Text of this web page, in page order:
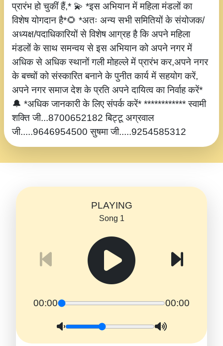
प्रारंभ हो चुकीं हैं,* 💫 *इस अभियान में महिला मंडलों का
विशेष योगदान है*🌻 *अतः अन्य सभी समितियों के संयोजक/
अध्यक्ष/पदाधिकारियों से विशेष आग्रह है कि अपने महिला
मंडलों के साथ समन्वय से इस अभियान को अपने नगर में
अधिक से अधिक स्थानों गली मोहल्ले में प्रारंभ कर,अपने नगर
के बच्चों को संस्कारित बनाने के पुनीत कार्य में सहयोग करें,
अपने नगर समाज देश के प्रति अपने दायित्व का निर्वाह करें*
🔔 *अधिक जानकारी के लिए संपर्क करें* ************ स्वामी
शक्ति जी...8700652182 बिट्टू अग्रवाल
जी.....9646954500 सुषमा जी.....9254585312
PLAYING
Song 1
00:00 00:00